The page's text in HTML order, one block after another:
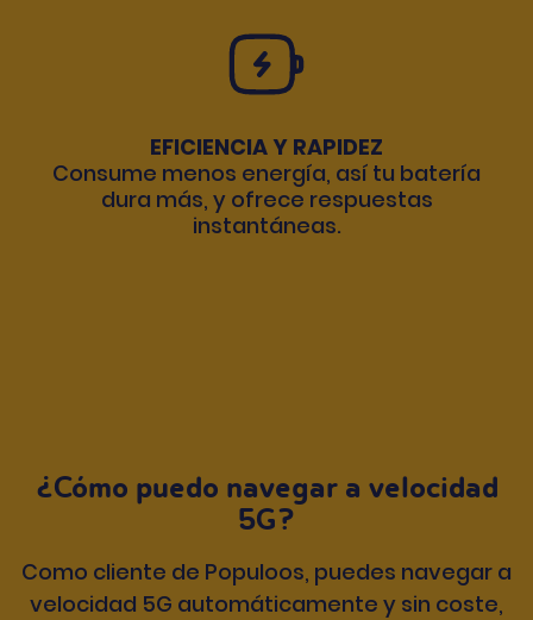
EFICIENCIA Y RAPIDEZ
Consume menos energía, así tu batería
dura más, y ofrece respuestas
instantáneas.
¿Cómo puedo navegar a velocidad
5G?
Como cliente de Populoos, puedes navegar a
velocidad 5G automáticamente y sin coste,